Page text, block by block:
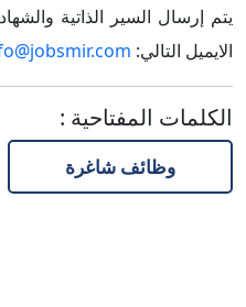
يتم إرسال السير الذاتية
الايميل التالي:
الكلمات المفتاحية :
وظائف شاغرة